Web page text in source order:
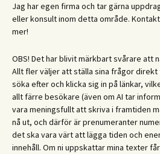
Jag har egen firma och tar gärna
eller konsult inom detta område.
mer!
OBS! Det har blivit märkbart svårare att
Allt fler väljer att ställa sina frågor
söka efter och klicka sig in på länkar,
allt färre besökare (även om AI tar
vara meningsfullt att skriva i framtiden
nå ut, och därför är prenumeranter
det ska vara värt att lägga tiden och
innehåll. Om ni uppskattar mina texter